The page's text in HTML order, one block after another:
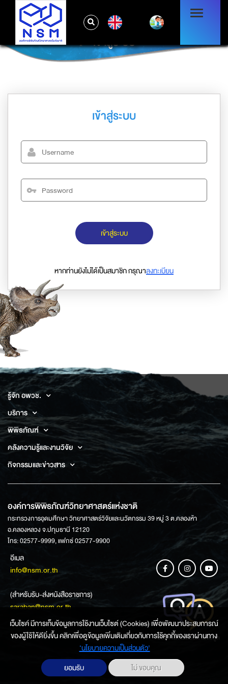
เข้าสู่ระบบ
เข้าสู่ระบบ
เข้าสู่ระบบ
หากท่านยังไม่ได้เป็นสมาชิก กรุณาลงทะเบียน
รู้จัก อพวช.
บริการ
พิพิธภัณฑ์
คลังความรู้และงานวิจัย
กิจกรรมและข่าวสาร
องค์การพิพิธภัณฑ์วิทยาศาสตร์แห่งชาติ
กระทรวงการอุดมศึกษา วิทยาศาสตร์วิจัยและนวัตกรรม 39 หมู่ 3 ต.คลองห้า
อ.คลองหลวง จ.ปทุมธานี 12120
โทร: 02577-9999, แฟกซ์ 02577-9900
อีเมล
info@nsm.or.th
(สำหรับรับ-ส่งหนังสือราชการ)
saraban@nsm.or.th
ช่องทางการสอบถามข้อมูล
เว็บไซค์ มีการเก็บข้อมูลการใช้งานเว็บไซต์ (Cookies) เพื่อพัฒนาประสบการณ์
ของผู้ใช้ให้ดียิ่งขึ้น คลิกเพื่อดูข้อมูลเพิ่มเติมเกี่ยวกับการใช้คุกกี้ของเราผ่านทาง
‘นโยบายความเป็นส่วนตัว'
ยอมรับ
ไม่ ขอบคุณ